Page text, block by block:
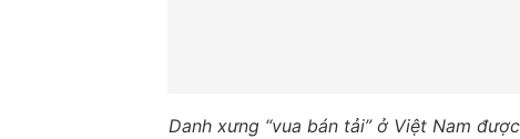
Danh xưng “vua bán tải” ở Việt Nam